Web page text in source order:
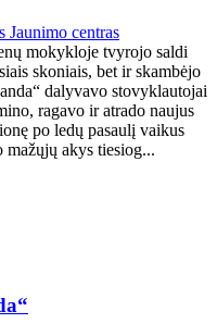
Jaunimo centras
mokykloje tvyrojo saldi
skoniais, bet ir skambėjo
dalyvavo stovyklautojai
ragavo ir atrado naujus
po ledų pasaulį vaikus
akys tiesiog...